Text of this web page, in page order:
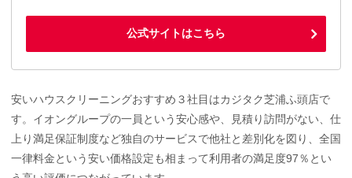
公式サイトはこちら
安いハウスクリーニングおすすめ３社目はカジタク芝浦ふ頭店で
す。イオングループの一員という安心感や、見積り訪問がない、仕
上り満足保証制度など独自のサービスで他社と差別化を図り、全国
一律料金という安い価格設定も相まって利用者の満足度97％とい